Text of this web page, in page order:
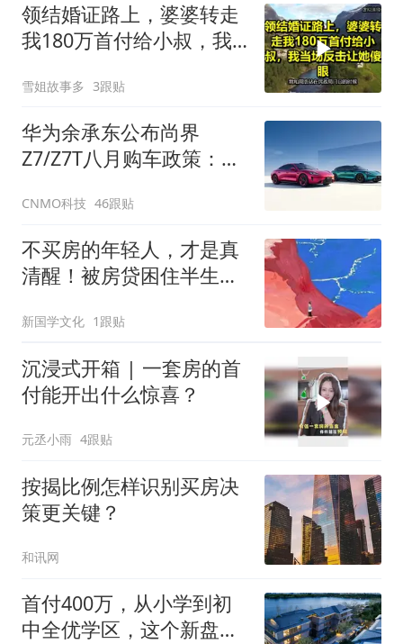
领结婚证路上，婆婆转走
我180万首付给小叔，我
雪姐故事多 3跟贴
华为余承东公布尚界
Z7/Z7T八月购车政策：支
CNMO科技 46跟贴
不买房的年轻人，才是真
清醒！被房贷困住半生自
新国学文化 1跟贴
沉浸式开箱 | 一套房的首
付能开出什么惊喜？
元丞小雨 4跟贴
按揭比例怎样识别买房决
策更关键？
和讯网
首付400万，从小学到初
中全优学区，这个新盘兼